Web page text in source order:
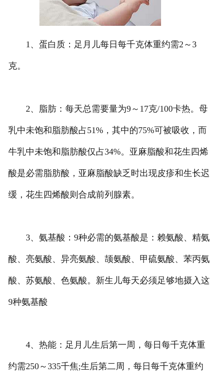
1、蛋白质：足月儿每日每千克体重约需2～3
克。
2、脂肪：每天总需要量为9～17克/100卡热。母
乳中未饱和脂肪酸占51%，其中的75%可被吸收，而
牛乳中未饱和脂肪酸仅占34%。亚麻脂酸和花生四烯
酸是必需脂肪酸，亚麻脂酸缺乏时出现皮疹和生长迟
缓，花生四烯酸则合成前列腺素。
3、氨基酸：9种必需的氨基酸是：赖氨酸、精氨
酸、亮氨酸、异亮氨酸、颉氨酸、甲硫氨酸、苯丙氨
酸、苏氨酸、色氨酸。新生儿每天必须足够地摄入这
9种氨基酸
4、热能：足月儿生后第一周，每日每千克体重
约需250～335千焦;生后第二周，每日每千克体重约